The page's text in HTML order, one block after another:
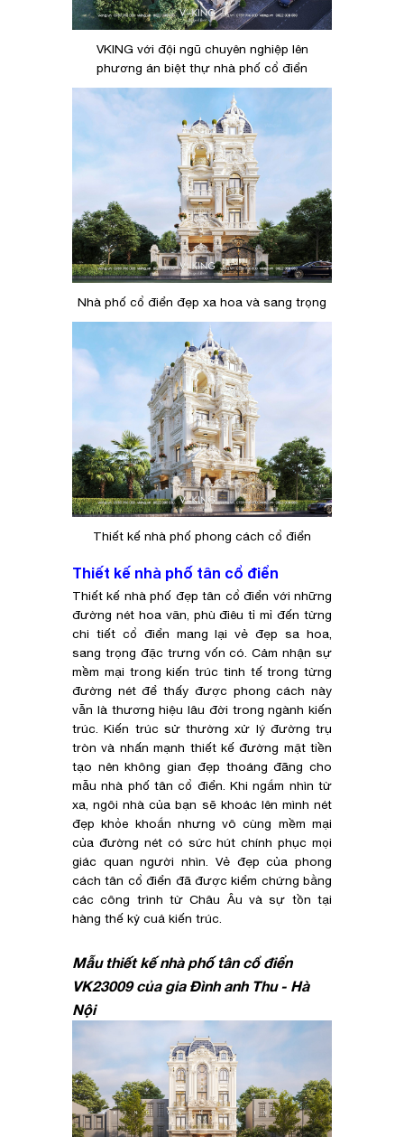
VKING với đội ngũ chuyên nghiệp lên
phương án biệt thự nhà phố cổ điển
Nhà phố cổ điển đẹp xa hoa và sang trọng
Thiết kế nhà phố phong cách cổ điển
Thiết kế nhà phố tân cổ điển
Thiết kế nhà phố đẹp tân cổ điển với những
đường nét hoa văn, phù điêu tỉ mỉ đến từng
chi tiết cổ điển mang lại vẻ đẹp sa hoa,
sang trọng đặc trưng vốn có. Cảm nhận sự
mềm mại trong kiến trúc tinh tế trong từng
đường nét để thấy được phong cách này
vẫn là thương hiệu lâu đời trong ngành kiến
trúc. Kiến trúc sử thường xử lý đường trụ
tròn và nhấn mạnh thiết kế đường mặt tiền
tạo nên không gian đẹp thoáng đãng cho
mẫu nhà phố tân cổ điển. Khi ngắm nhìn từ
xa, ngôi nhà của bạn sẽ khoác lên mình nét
đẹp khỏe khoắn nhưng vô cùng mềm mại
của đường nét có sức hút chính phục mọi
giác quan người nhìn. Vẻ đẹp của phong
cách tân cổ điển đã được kiểm chứng bằng
các công trình từ Châu Âu và sự tồn tại
hàng thế kỷ cuả kiến trúc.
Mẫu thiết kế nhà phố tân cổ điển
VK23009 của gia Đình anh Thu - Hà
Nội